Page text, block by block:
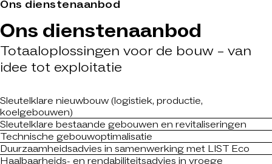
Ons dienstenaanbod
Ons dienstenaanbod
Totaaloplossingen voor de bouw – van
idee tot exploitatie
Sleutelklare nieuwbouw (logistiek, productie,
koelgebouwen)
Sleutelklare bestaande gebouwen en revitaliseringen
Technische gebouwoptimalisatie
Duurzaamheidsadvies in samenwerking met LIST Eco
Haalbaarheids- en rendabiliteitsadvies in vroege